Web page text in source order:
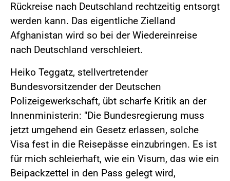
Rückreise nach Deutschland rechtzeitig entsorgt
werden kann. Das eigentliche Zielland
Afghanistan wird so bei der Wiedereinreise
nach Deutschland verschleiert.
Heiko Teggatz, stellvertretender
Bundesvorsitzender der Deutschen
Polizeigewerkschaft, übt scharfe Kritik an der
Innenministerin: "Die Bundesregierung muss
jetzt umgehend ein Gesetz erlassen, solche
Visa fest in die Reisepässe einzubringen. Es ist
für mich schleierhaft, wie ein Visum, das wie ein
Beipackzettel in den Pass gelegt wird,